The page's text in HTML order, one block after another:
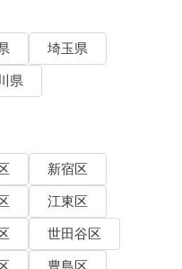
埼玉県
県
新宿区
江東区
世田谷区